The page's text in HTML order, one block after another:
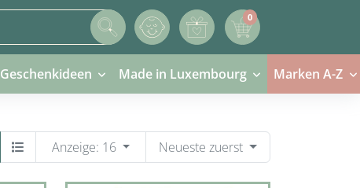
0
0 Artikel im Warenkorb
Geschenkideen Made in Luxembourg Marken A-Z
Anzeige: 16 Neueste zuerst